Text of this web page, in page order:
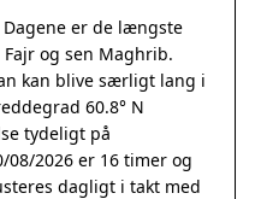
er de længste
og sen Maghrib.
kan blive særligt lang i
60.8° N
tydeligt på
08/2026 er 16 timer og
dagligt i takt med